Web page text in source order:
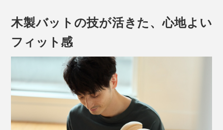
ゴロンと寝転ぶだけで、自重によって、肩や首、背中、
腰のコリがほぐれていく「指圧マッサージ器」です。
木製バットの技が活きた、心地よい
フィット感